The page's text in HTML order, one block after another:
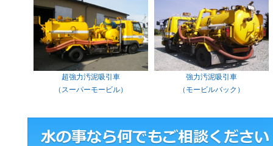
超強力汚泥吸引車
（スーパーモービル）
強力汚泥吸引車
（モービルバック）